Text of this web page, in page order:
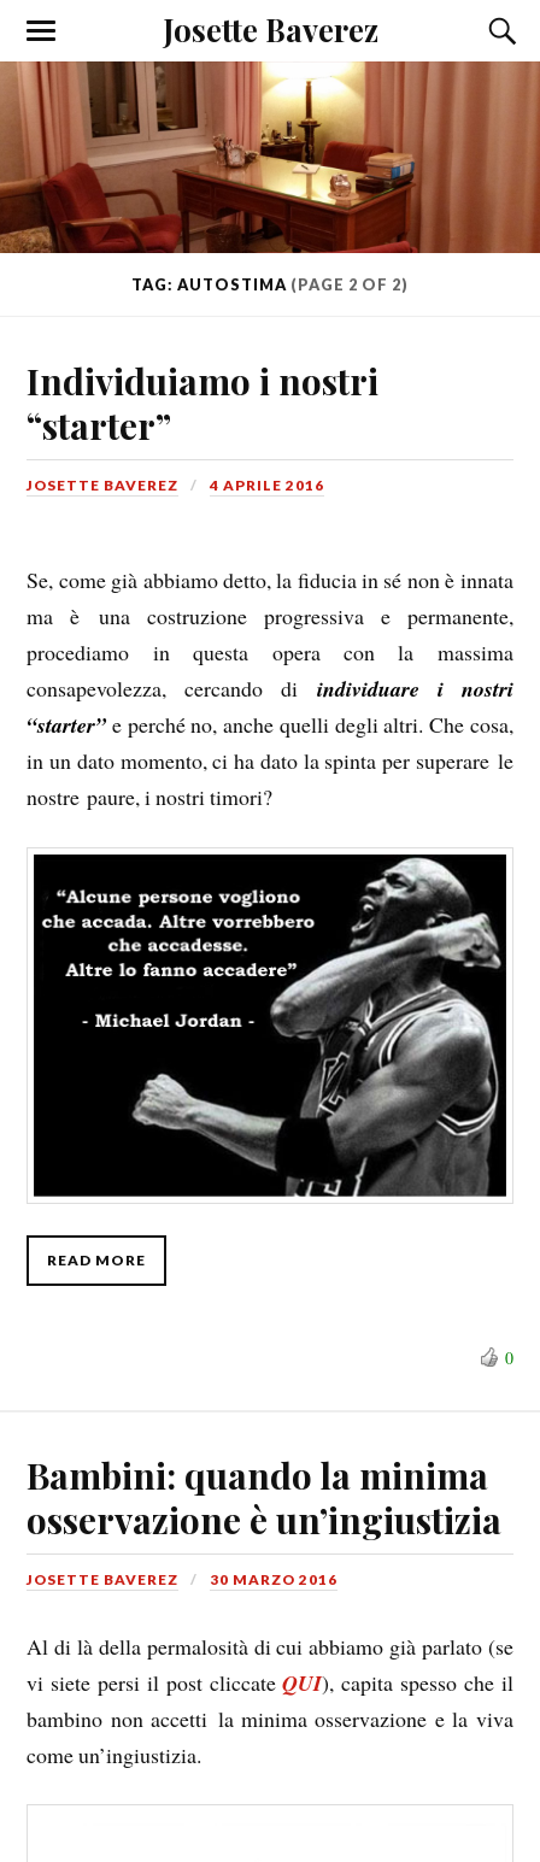
Josette Baverez
TAG: AUTOSTIMA (PAGE 2 OF 2)
Individuiamo i nostri
“starter”
JOSETTE BAVEREZ 4 APRILE 2016
Se, come già abbiamo detto, la fiducia in sé non è innata
ma è una costruzione progressiva e permanente,
procediamo in questa opera con la massima
consapevolezza, cercando di individuare i nostri
“starter”e perché no, anche quelli degli altri. Che cosa,
in un dato momento, ci ha dato la spinta per superare le
nostre paure, i nostri timori?
READ MORE
0
Bambini: quando la minima
osservazione è un’ingiustizia
JOSETTE BAVEREZ 30 MARZO 2016
Al di là della permalosità di cui abbiamo già parlato (se
vi siete persi il post cliccateQUI), capita spesso che il
bambino non accetti la minima osservazione e la viva
come un’ingiustizia.